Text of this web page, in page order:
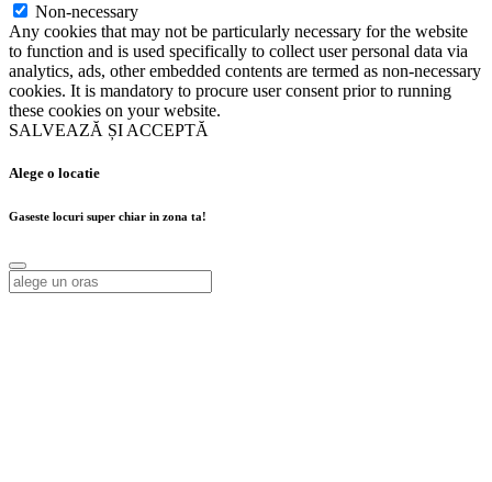
Non-necessary
Any cookies that may not be particularly necessary for the website
to function and is used specifically to collect user personal data via
analytics, ads, other embedded contents are termed as non-necessary
cookies. It is mandatory to procure user consent prior to running
these cookies on your website.
SALVEAZĂ ȘI ACCEPTĂ
Alege o locatie
Gaseste locuri super chiar in zona ta!
Alege o locatie